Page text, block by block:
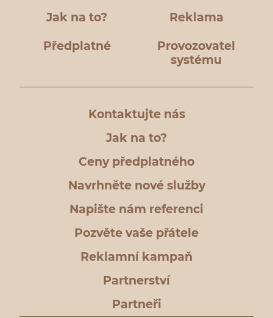
Jak na to? Reklama
Předplatné
Provozovatel
systému
Kontaktujte nás
Jak na to?
Ceny předplatného
Navrhněte nové služby
Napište nám referenci
Pozvěte vaše přátele
Reklamní kampaň
Partnerství
Partneři